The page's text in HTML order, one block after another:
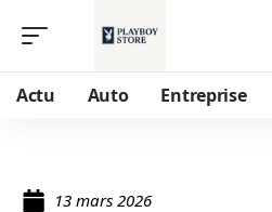
Actu Auto Entreprise
13 mars 2026